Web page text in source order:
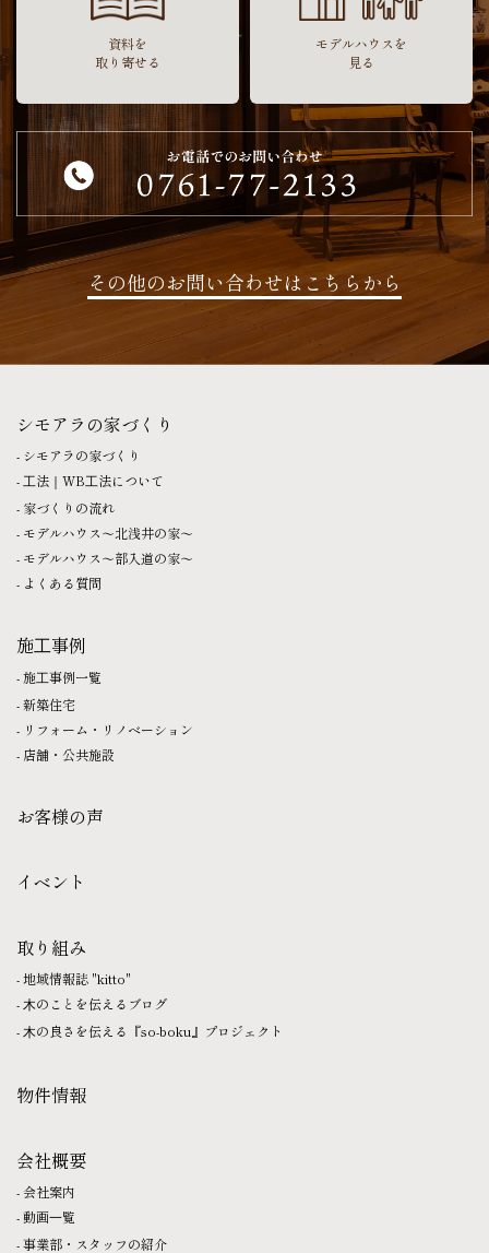
資料を
取り寄せる
モデルハウスを
見る
その他のお問い合わせはこちらから
シモアラの家づくり
シモアラの家づくり
⼯法｜WB⼯法について
家づくりの流れ
モデルハウス〜北浅井の家〜
モデルハウス〜部入道の家〜
よくある質問
施⼯事例
施⼯事例一覧
新築住宅
リフォーム・リノベーション
店舗・公共施設
お客様の声
イベント
取り組み
地域情報誌 "kitto"
⽊のことを伝えるブログ
⽊の良さを伝える『so-boku』プロジェクト
物件情報
会社概要
会社案内
動画⼀覧
事業部・スタッフの紹介